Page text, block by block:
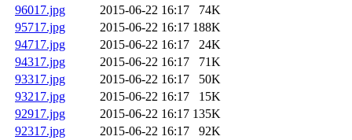
96017.jpg
2015-06-22 16:17
74K
95717.jpg
2015-06-22 16:17 188K
94717.jpg
2015-06-22 16:17
24K
94317.jpg
2015-06-22 16:17
71K
93317.jpg
2015-06-22 16:17
50K
93217.jpg
2015-06-22 16:17
15K
92917.jpg
2015-06-22 16:17 135K
92317.jpg
2015-06-22 16:17
92K